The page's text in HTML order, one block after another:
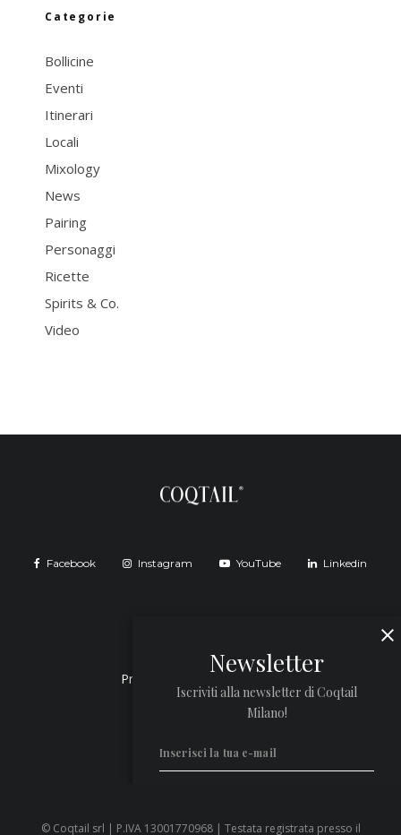
Categorie
Bollicine
Eventi
Itinerari
Locali
Mixology
News
Pairing
Personaggi
Ricette
Spirits & Co.
Video
Facebook Instagram YouTube Linkedin
Privacy Policy
Newsletter
Iscriviti alla newsletter di Coqtail
Milano!
© Coqtail srl | P.IVA 13001770968 | Testata registrata presso il